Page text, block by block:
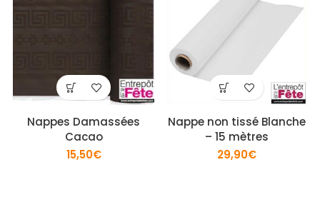
Nappes Damassées
Cacao
15,50€
Nappe non tissé Blanche
– 15 mètres
29,90€